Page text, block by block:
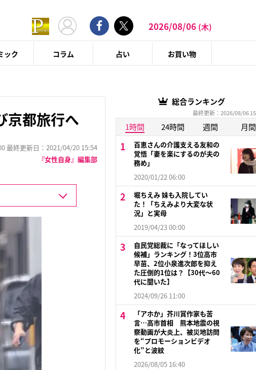
2026/08/06 (木)
ック コラム 占い お買い物
京都旅行へ
最終更新日：2021/04/20 15:54
『女性自身』編集部
総合ランキング
最終更新：2026/08/06
1時間 24時間 週間 月間
百恵さんの介護支える友和の
覚悟「妻を楽にするのが夫の
務め」
2020/01/22 06:00
堀ちえみ 妹も入院してい
た！「ちえみより大変な状
況」と実母
2019/04/23 00:00
自民党総裁に「なってほしい
候補」ランキング！3位高市
早苗、2位小泉進次郎を抑え
た圧倒的1位は？【30代〜60
代に聞いた】
2024/09/26 11:00
「アホか」芥川賞作家も苦
言…高市首相 熊本地震の視
察動画が大炎上、被災地訪問
を“プロモーションビデオ
化”と波紋
2026/08/05 16:40